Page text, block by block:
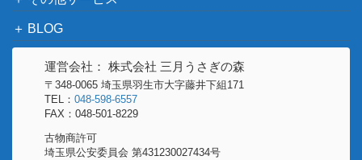
BLOG
運営会社： 株式会社 三月うさぎの森
〒348-0065 埼玉県羽生市大字藤井下組171
TEL： 048-598-6557
FAX：048-501-8229
古物商許可
埼玉県公安委員会 第431230027434号